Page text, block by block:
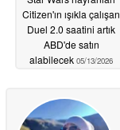
Citizen'ın ışıkla çalışan
Duel 2.0 saatini artık
ABD'de satın
alabilecek 05/13/2026